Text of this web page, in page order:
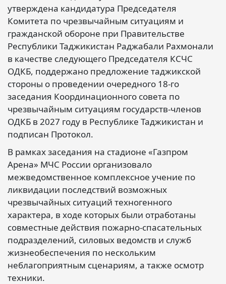
утверждена кандидатура Председателя
Комитета по чрезвычайным ситуациям и
гражданской обороне при Правительстве
Республики Таджикистан Раджабали Рахмонали
в качестве следующего Председателя КСЧС
ОДКБ, поддержано предложение таджикской
стороны о проведении очередного 18-го
заседания Координационного совета по
чрезвычайным ситуациям государств-членов
ОДКБ в 2027 году в Республике Таджикистан и
подписан Протокол.
В рамках заседания на стадионе «Газпром
Арена» МЧС России организовало
межведомственное комплексное учение по
ликвидации последствий возможных
чрезвычайных ситуаций техногенного
характера, в ходе которых были отработаны
совместные действия пожарно-спасательных
подразделений, силовых ведомств и служб
жизнеобеспечения по нескольким
неблагоприятным сценариям, а также осмотр
техники.